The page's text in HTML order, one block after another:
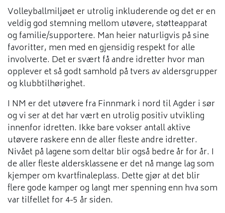
Volleyballmiljøet er utrolig inkluderende og det er en
veldig god stemning mellom utøvere, støtteapparat
og familie/supportere. Man heier naturligvis på sine
favoritter, men med en gjensidig respekt for alle
involverte. Det er svært få andre idretter hvor man
opplever et så godt samhold på tvers av aldersgrupper
og klubbtilhørighet.
I NM er det utøvere fra Finnmark i nord til Agder i sør
og vi ser at det har vært en utrolig positiv utvikling
innenfor idretten. Ikke bare vokser antall aktive
utøvere raskere enn de aller fleste andre idretter.
Nivået på lagene som deltar blir også bedre år for år. I
de aller fleste aldersklassene er det nå mange lag som
kjemper om kvartfinaleplass. Dette gjør at det blir
flere gode kamper og langt mer spenning enn hva som
var tilfellet for 4-5 år siden.